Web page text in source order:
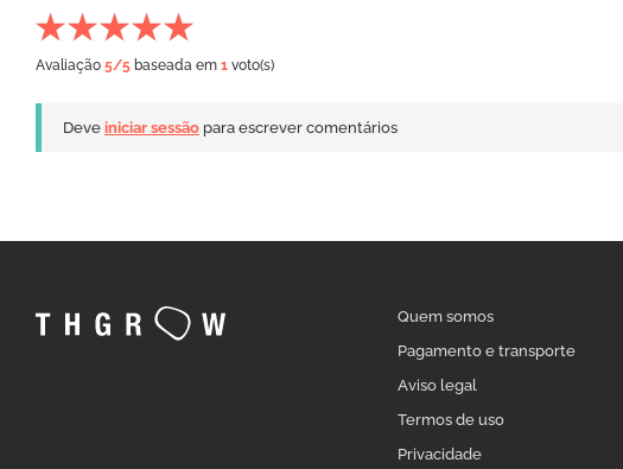
Avaliação 5/5 baseada em 1 voto(s)
Deve iniciar sessão para escrever comentários
Quem somos
Pagamento e transporte
Aviso legal
Termos de uso
Privacidade